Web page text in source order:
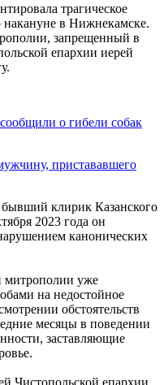
трагическое
накануне в Нижнекамске.
запрещенный в
епархии иерей
о гибели собак
пристававшего
клирик Казанского
2023 года он
канонических
митрополии уже
на недостойное
обстоятельств
месяцы в поведении
заставляющие
Чистопольской епархии